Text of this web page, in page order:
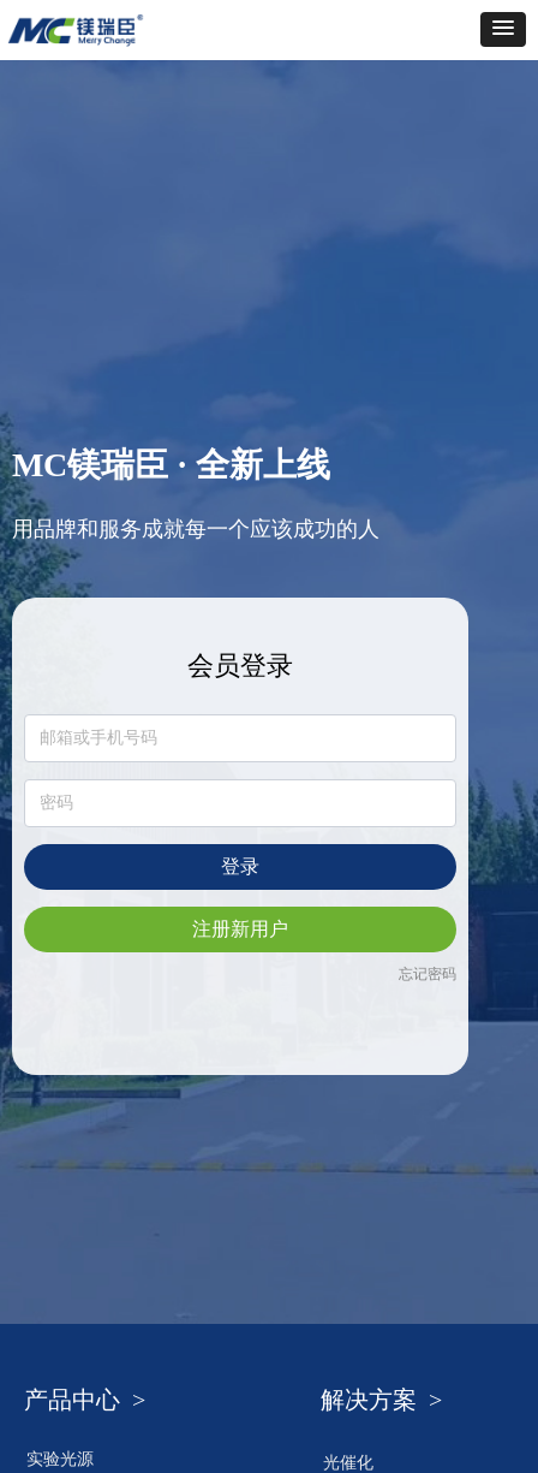
登录
注册新用户
忘记密码
会员登录
MC镁瑞臣 · 全新上线
用品牌和服务成就每一个应该成功的人
产品中心 >
实验光源
解决方案 >
光催化